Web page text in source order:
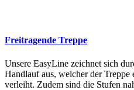
Freitragende Treppe
Unsere EasyLine zeichnet sich
Handlauf aus, welcher der Treppe
verleiht. Zudem sind die Stufen